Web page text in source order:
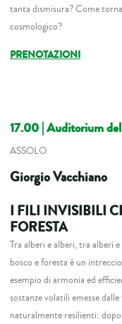
tanta dismisura? Come
cosmologico?
PRENOTAZIONI
17.00| Auditorium
ASSOLO
Giorgio Vacchiano
I FILI INVISIBILI
FORESTA
Tra alberi e alberi, tra alberi
bosco e foresta è un
esempio di armonia ed
sostanze volatili emesse
naturalmente resilienti: dopo